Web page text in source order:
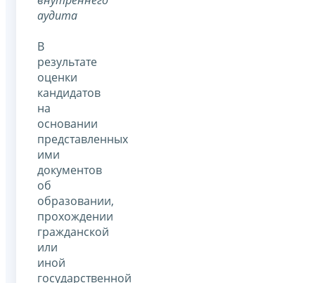
аудита
В
результате
оценки
кандидатов
на
основании
представленных
ими
документов
об
образовании,
прохождении
гражданской
или
иной
государственной